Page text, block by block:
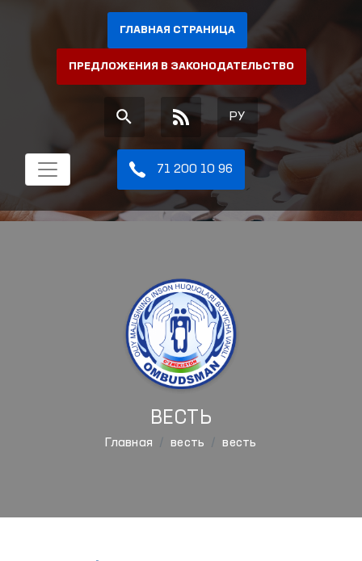
ГЛАВНАЯ СТРАНИЦА
ПРЕДЛОЖЕНИЯ В ЗАКОНОДАТЕЛЬСТВО
РУ
71 200 10 96
ВЕСТЬ
Главная весть весть